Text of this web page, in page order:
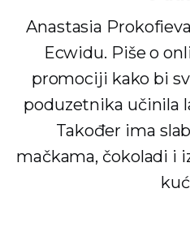
Anastasia
Ecwidu. Piše o
promociji kako bi
poduzetnika učinila
Također ima
mačkama, čokoladi i